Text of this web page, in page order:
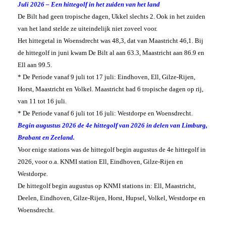
Juli 2026 – Een hittegolf in het zuiden van het land
De Bilt had geen tropische dagen, Ukkel slechts 2. Ook in het zuiden
van het land stelde ze uiteindelijk niet zoveel voor.
Het hittegetal in Woensdrecht was 48,3, dat van Maastricht 46,1. Bij
de hittegolf in juni kwam De Bilt al aan 63.3, Maastricht aan 86.9 en
Ell aan 99.5.
* De Periode vanaf 9 juli tot 17 juli: Eindhoven, Ell, Gilze-Rijen,
Horst, Maastricht en Volkel. Maastricht had 6 tropische dagen op rij,
van 11 tot 16 juli.
* De Periode vanaf 6 juli tot 16 juli: Westdorpe en Woensdrecht.
Begin augustus 2026 de 4e hittegolf van 2026 in delen van Limburg,
Brabant en Zeeland.
Voor enige stations was de hittegolf begin augustus de 4e hittegolf in
2026, voor o.a. KNMI station Ell, Eindhoven, Gilze-Rijen en
Westdorpe
De hittegolf begin augustus op KNMI stations in: Ell, Maastricht,
Deelen, Eindhoven, Gilze-Rijen, Horst, Hupsel, Volkel, Westdorpe en
Woensdrecht.